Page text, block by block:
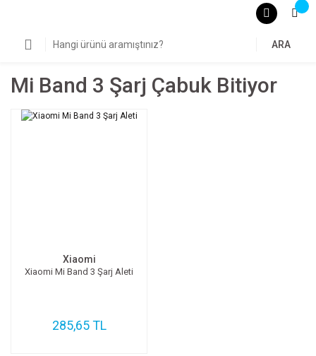
ARA
Mi Band 3 Şarj Çabuk Bitiyor
Xiaomi
Xiaomi Mi Band 3 Şarj Aleti
285,65 TL